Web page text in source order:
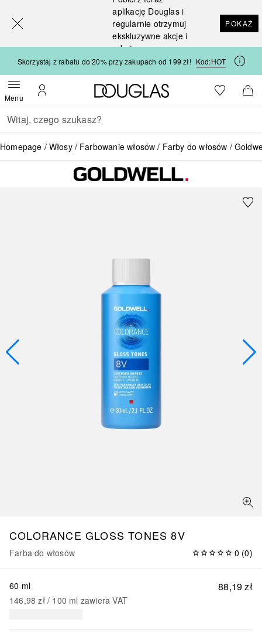
aplikację Douglas i
regularnie otrzymuj
ekskluzywne akcje i
rabaty
POKAŻ
Skorzystaj z rabatu do 20% przy zakupach od 199 zł! Kod:HOT
MenuOtwórz menuMoje konto
Strona główna Douglas
Do listyDo
Wracać
Wykonaj wyszukiwanie
Homepage Włosy Farbowanie włosów Farby do włosów
COLORANCE GLOSS TONES 8V
Farba do włosów 0 (0)
88,19 zł
60 ml
146,98 zł / 100 ml zawiera VAT
[navigation.slideout.screenreader]